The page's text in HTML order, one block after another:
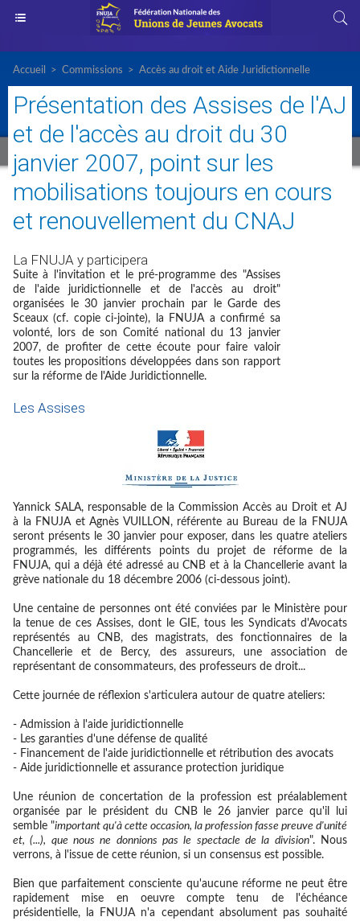
Accueil > Commissions > Accès au droit et Aide Juridictionnelle
Présentation des Assises de l'AJ
et de l'accès au droit du 30
janvier 2007, point sur les
mobilisations toujours en cours
et renouvellement du CNAJ
La FNUJA y participera
Suite à l'invitation et le pré-programme des "Assises
de l'aide juridictionnelle et de l'accès au droit"
organisées le 30 janvier prochain par le Garde des
Sceaux (cf. copie ci-jointe), la FNUJA a confirmé sa
volonté, lors de son Comité national du 13 janvier
2007, de profiter de cette écoute pour faire valoir
toutes les propositions développées dans son rapport
sur la réforme de l'Aide Juridictionnelle.
Les Assises
Yannick SALA, responsable de la Commission Accès au Droit et AJ
à la FNUJA et Agnès VUILLON, référente au Bureau de la FNUJA
seront présents le 30 janvier pour exposer, dans les quatre ateliers
programmés, les différents points du projet de réforme de la
FNUJA, qui a déjà été adressé au CNB et à la Chancellerie avant la
grève nationale du 18 décembre 2006 (ci-dessous joint).
Une centaine de personnes ont été conviées par le Ministère pour
la tenue de ces Assises, dont le GIE, tous les Syndicats d'Avocats
représentés au CNB, des magistrats, des fonctionnaires de la
Chancellerie et de Bercy, des assureurs, une association de
représentant de consommateurs, des professeurs de droit...
Cette journée de réflexion s'articulera autour de quatre ateliers:
- Admission à l'aide juridictionnelle
- Les garanties d'une défense de qualité
- Financement de l'aide juridictionnelle et rétribution des avocats
- Aide juridictionnelle et assurance protection juridique
Une réunion de concertation de la profession est préalablement
organisée par le président du CNB le 26 janvier parce qu'il lui
semble "important qu'à cette occasion, la profession fasse preuve d'unité
et, (...), que nous ne donnions pas le spectacle de la division". Nous
verrons, à l'issue de cette réunion, si un consensus est possible.
Bien que parfaitement consciente qu'aucune réforme ne peut être
rapidement mise en oeuvre compte tenu de l'échéance
présidentielle, la FNUJA n'a cependant absolument pas souhaité